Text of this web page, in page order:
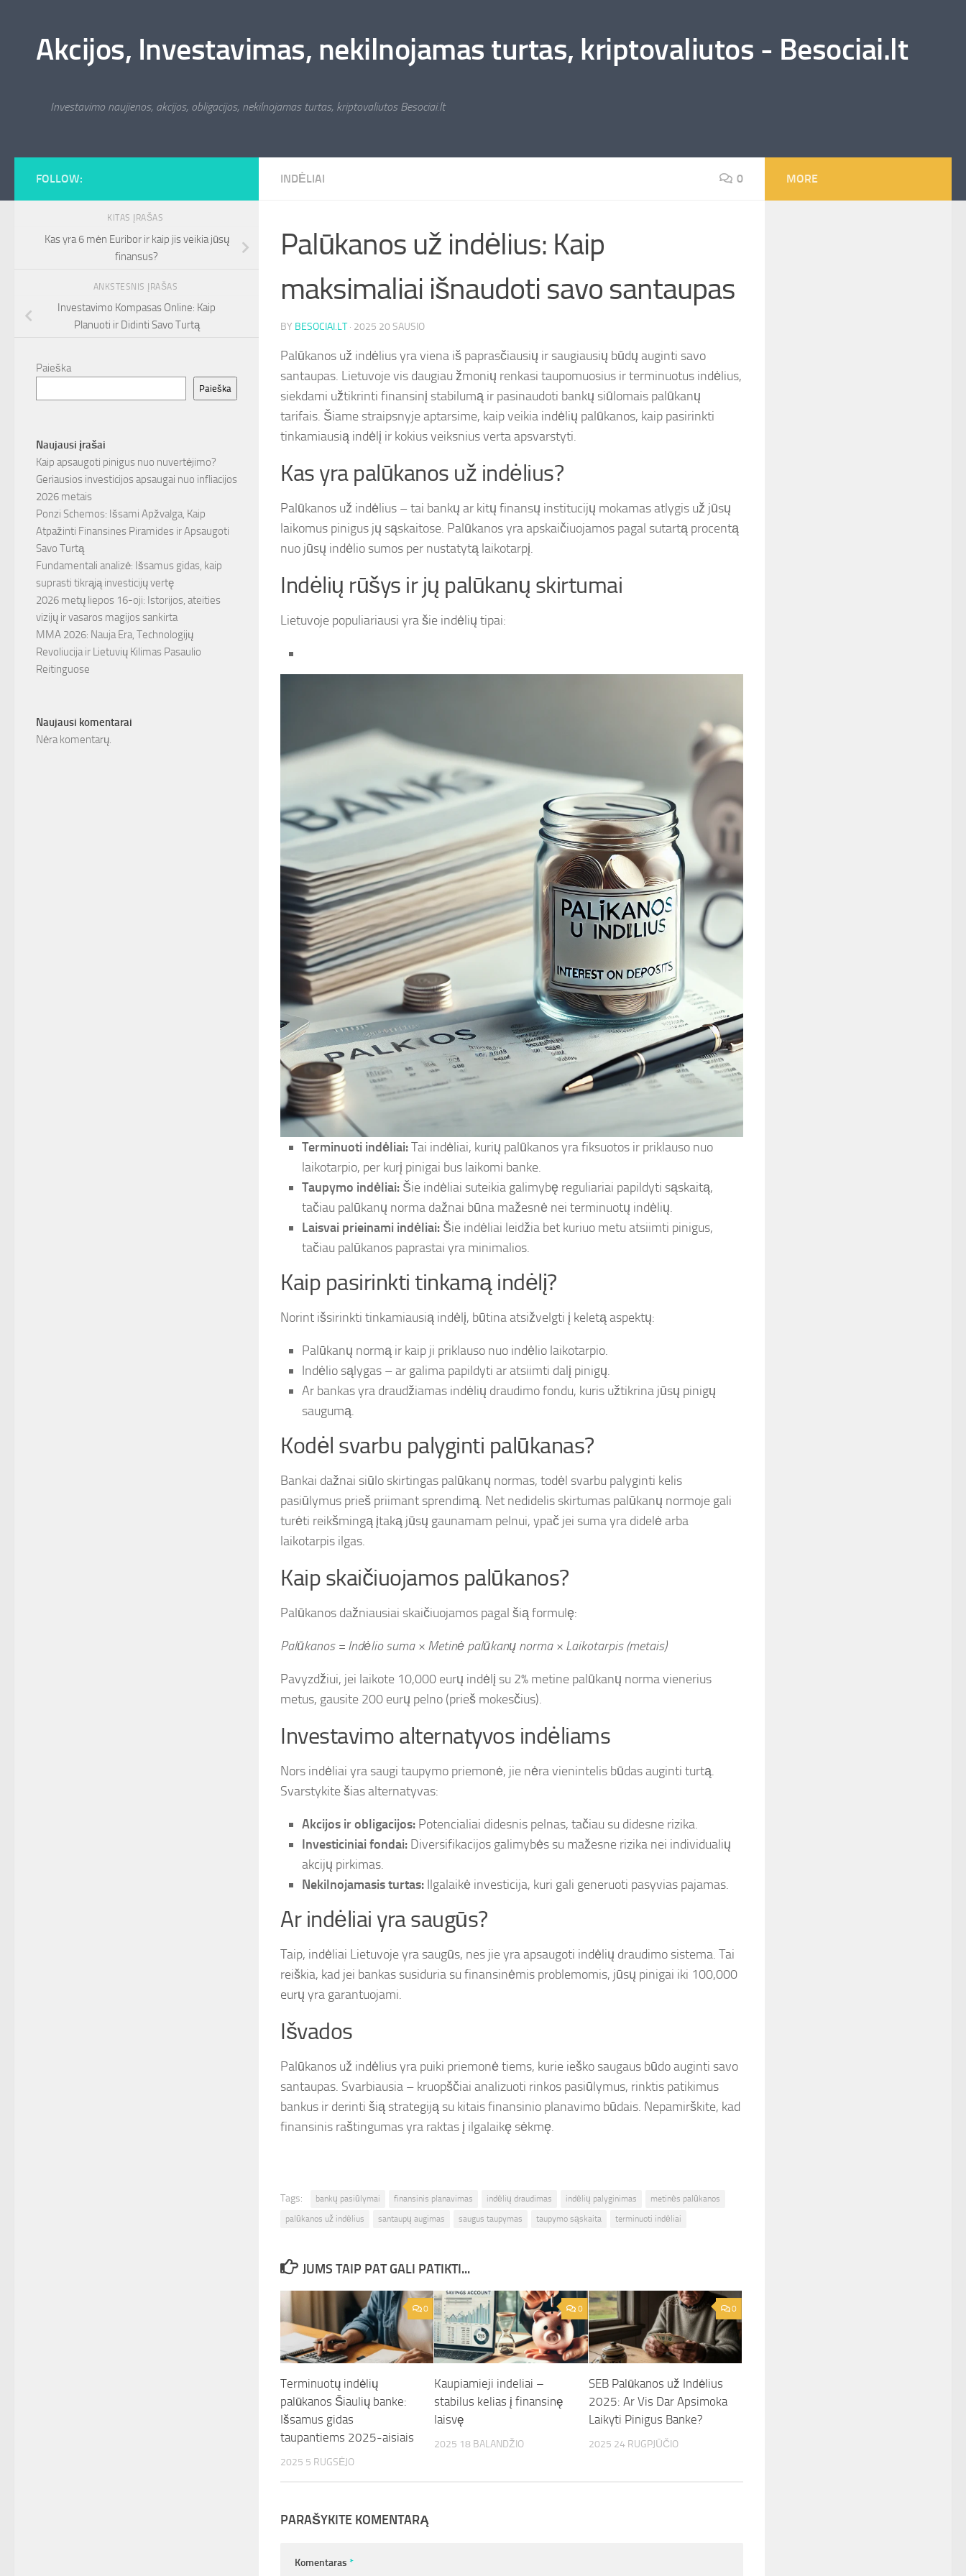
Akcijos, Investavimas, nekilnojamas turtas, kriptovaliutos - Besociai.lt
Investavimo naujienos, akcijos, obligacijos, nekilnojamas turtas, kriptovaliutos Besociai.lt
INDĖLIAI 0
Palūkanos už indėlius: Kaip
maksimaliai išnaudoti savo santaupas
BY BESOCIAI.LT · 2025 20 SAUSIO
Palūkanos už indėlius yra viena iš paprasčiausių ir saugiausių būdų auginti savo
santaupas. Lietuvoje vis daugiau žmonių renkasi taupomuosius ir terminuotus indėlius,
siekdami užtikrinti finansinį stabilumą ir pasinaudoti bankų siūlomais palūkanų
tarifais. Šiame straipsnyje aptarsime, kaip veikia indėlių palūkanos, kaip pasirinkti
tinkamiausią indėlį ir kokius veiksnius verta apsvarstyti.
Kas yra palūkanos už indėlius?
Palūkanos už indėlius – tai bankų ar kitų finansų institucijų mokamas atlygis už jūsų
laikomus pinigus jų sąskaitose. Palūkanos yra apskaičiuojamos pagal sutartą procentą
nuo jūsų indėlio sumos per nustatytą laikotarpį.
Indėlių rūšys ir jų palūkanų skirtumai
Lietuvoje populiariausi yra šie indėlių tipai:
Terminuoti indėliai:Tai indėliai, kurių palūkanos yra fiksuotos ir priklauso nuo
laikotarpio, per kurį pinigai bus laikomi banke.
Taupymo indėliai: Šie indėliai suteikia galimybę reguliariai papildyti sąskaitą,
tačiau palūkanų norma dažnai būna mažesnė nei terminuotų indėlių.
Laisvai prieinami indėliai: Šie indėliai leidžia bet kuriuo metu atsiimti pinigus,
tačiau palūkanos paprastai yra minimalios.
Kaip pasirinkti tinkamą indėlį?
Norint išsirinkti tinkamiausią indėlį, būtina atsižvelgti į keletą aspektų:
Palūkanų normą ir kaip ji priklauso nuo indėlio laikotarpio.
Indėlio sąlygas – ar galima papildyti ar atsiimti dalį pinigų.
Ar bankas yra draudžiamas indėlių draudimo fondu, kuris užtikrina jūsų pinigų
saugumą.
Kodėl svarbu palyginti palūkanas?
Bankai dažnai siūlo skirtingas palūkanų normas, todėl svarbu palyginti kelis
pasiūlymus prieš priimant sprendimą. Net nedidelis skirtumas palūkanų normoje gali
turėti reikšmingą įtaką jūsų gaunamam pelnui, ypač jei suma yra didelė arba
laikotarpis ilgas.
Kaip skaičiuojamos palūkanos?
Palūkanos dažniausiai skaičiuojamos pagal šią formulę:
Palūkanos = Indėlio suma × Metinė palūkanų norma × Laikotarpis (metais)
Pavyzdžiui, jei laikote 10,000 eurų indėlį su 2% metine palūkanų norma vienerius
metus, gausite 200 eurų pelno (prieš mokesčius).
Investavimo alternatyvos indėliams
Nors indėliai yra saugi taupymo priemonė, jie nėra vienintelis būdas auginti turtą.
Svarstykite šias alternatyvas:
Akcijos ir obligacijos: Potencialiai didesnis pelnas, tačiau su didesne rizika.
Investiciniai fondai: Diversifikacijos galimybės su mažesne rizika nei individualių
akcijų pirkimas.
Nekilnojamasis turtas: Ilgalaikė investicija, kuri gali generuoti pasyvias pajamas.
Ar indėliai yra saugūs?
Taip, indėliai Lietuvoje yra saugūs, nes jie yra apsaugoti indėlių draudimo sistema. Tai
reiškia, kad jei bankas susiduria su finansinėmis problemomis, jūsų pinigai iki 100,000
eurų yra garantuojami.
Išvados
Palūkanos už indėlius yra puiki priemonė tiems, kurie ieško saugaus būdo auginti savo
santaupas. Svarbiausia – kruopščiai analizuoti rinkos pasiūlymus, rinktis patikimus
bankus ir derinti šią strategiją su kitais finansinio planavimo būdais. Nepamirškite, kad
finansinis raštingumas yra raktas į ilgalaikę sėkmę.
Tags: bankų pasiūlymai finansinis planavimas indėlių draudimas indėlių palyginimas
metinės palūkanos
palūkanos už indėlius
santaupų augimas saugus taupymas taupymo sąskaita terminuoti indėliai
JUMS TAIP PAT GALI PATIKTI...
0
Terminuotų indėlių
palūkanos Šiaulių banke:
Išsamus gidas
taupantiems 2025-aisiais
2025 5 RUGSĖJO
0
Kaupiamieji indeliai –
stabilus kelias į finansinę
laisvę
2025 18 BALANDŽIO
0
SEB Palūkanos už Indėlius
2025: Ar Vis Dar Apsimoka
Laikyti Pinigus Banke?
2025 24 RUGPJŪČIO
PARAŠYKITE KOMENTARĄ
Komentaras *
FOLLOW:
KITAS ĮRAŠAS
Kas yra 6 mėn Euribor ir kaip jis veikia jūsų
finansus?
ANKSTESNIS ĮRAŠAS
Investavimo Kompasas Online: Kaip
Planuoti ir Didinti Savo Turtą
Paieška
Paieška
Naujausi įrašai
Kaip apsaugoti pinigus nuo nuvertėjimo?
Geriausios investicijos apsaugai nuo infliacijos
2026 metais
Ponzi Schemos: Išsami Apžvalga, Kaip
Atpažinti Finansines Piramides ir Apsaugoti
Savo Turtą
Fundamentali analizė: Išsamus gidas, kaip
suprasti tikrąją investicijų vertę
2026 metų liepos 16-oji: Istorijos, ateities
vizijų ir vasaros magijos sankirta
MMA 2026: Nauja Era, Technologijų
Revoliucija ir Lietuvių Kilimas Pasaulio
Reitinguose
Naujausi komentarai
Nėra komentarų.
MORE